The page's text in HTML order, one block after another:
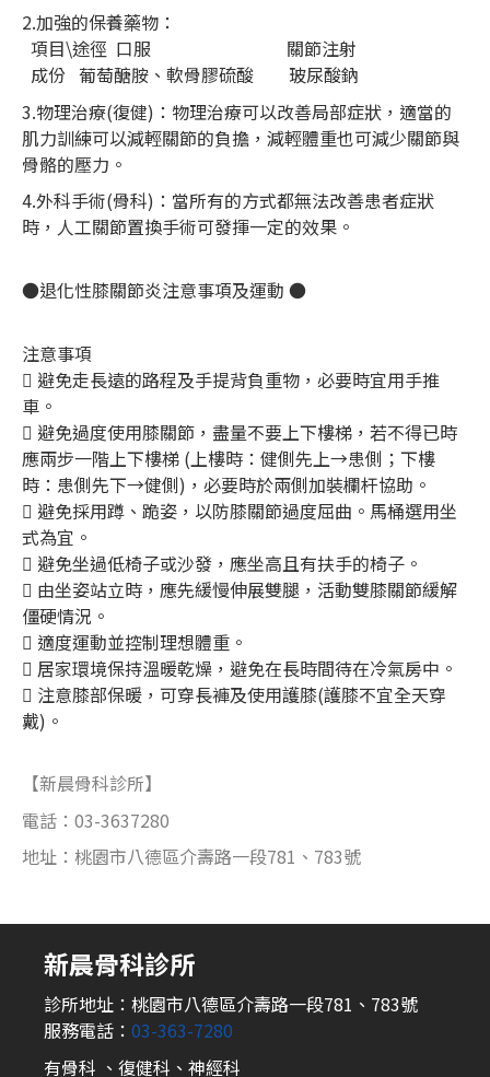
2.加強的保養藥物：
項目\途徑 口服 關節注射
成份 葡萄醣胺、軟骨膠硫酸 玻尿酸鈉
3.物理治療(復健)：物理治療可以改善局部症狀，適當的
肌力訓練可以減輕關節的負擔，減輕體重也可減少關節與
骨骼的壓力。
4.外科手術(骨科)：當所有的方式都無法改善患者症狀
時，人工關節置換手術可發揮一定的效果。
●退化性膝關節炎注意事項及運動 ●
注意事項
 避免走長遠的路程及手提背負重物，必要時宜用手推
車。
 避免過度使用膝關節，盡量不要上下樓梯，若不得已時
應兩步一階上下樓梯 (上樓時：健側先上→患側；下樓
時：患側先下→健側)，必要時於兩側加裝欄杆協助。
 避免採用蹲、跪姿，以防膝關節過度屈曲。馬桶選用坐
式為宜。
 避免坐過低椅子或沙發，應坐高且有扶手的椅子。
 由坐姿站立時，應先緩慢伸展雙腿，活動雙膝關節緩解
僵硬情況。
 適度運動並控制理想體重。
 居家環境保持溫暖乾燥，避免在長時間待在冷氣房中。
 注意膝部保暖，可穿長褲及使用護膝(護膝不宜全天穿
戴)。
【新晨骨科診所】
電話：03-3637280
地址：桃園市八德區介壽路一段781、783號
新晨骨科診所
診所地址：桃園市八德區介壽路一段781、783號
服務電話： 03-363-7280
有骨科 、復健科、神經科